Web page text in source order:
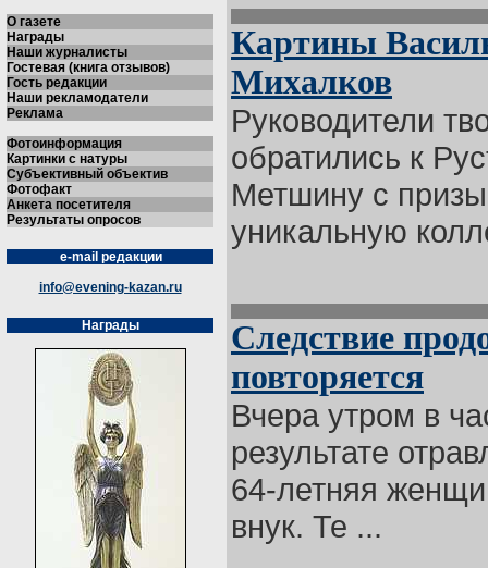
О газете
Награды
Наши журналисты
Гостевая (книга отзывов)
Гость редакции
Наши рекламодатели
Реклама
Фотоинформация
Картинки с натуры
Субъективный объектив
Фотофакт
Анкета посетителя
Результаты опросов
e-mail редакции
info@evening-kazan.ru
Награды
Картины
Михалков
Руководители
обратились к
Метшину с
уникальную
Следствие
повторяется
Вчера утром в
результате
64-летняя
внук. Те ...